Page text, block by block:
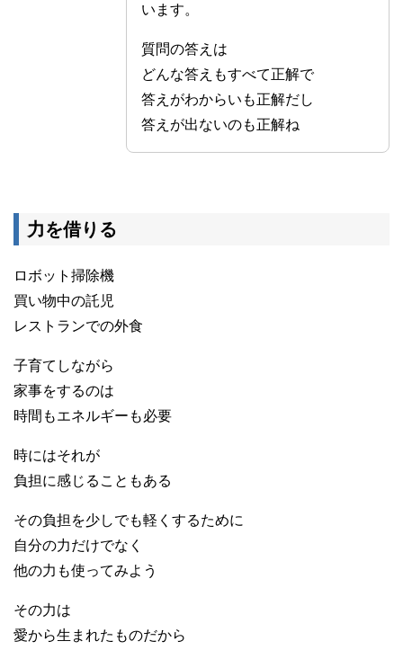
います。
質問の答えは
どんな答えもすべて正解で
答えがわからいも正解だし
答えが出ないのも正解ね
力を借りる
ロボット掃除機
買い物中の託児
レストランでの外食
子育てしながら
家事をするのは
時間もエネルギーも必要
時にはそれが
負担に感じることもある
その負担を少しでも軽くするために
自分の力だけでなく
他の力も使ってみよう
その力は
愛から生まれたものだから